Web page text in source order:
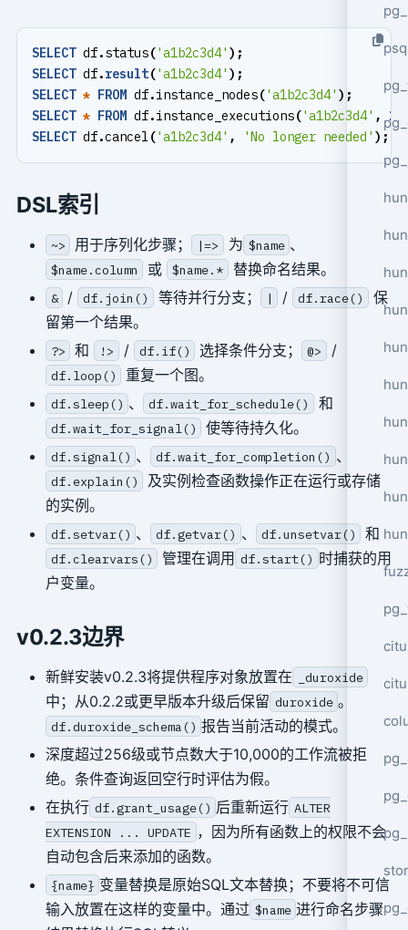
SELECT df.status('a1b2c3d4' );
SELECT df.result('a1b2c3d4' );
SELECT * FROM df.instance_nodes('a1b2c3d4' );
SELECT * FROM df.instance_executions('a1b2c3d4' , 20
SELECT df.cancel ('a1b2c3d4' , 'No longer needed' );
DSL索引
~> 用于序列化步骤； |=> 为 $name 、
$name.column 或 $name.* 替换命名结果。
& / df.join() 等待并行分支； | / df.race()
保
留第一个结果。
?> 和 !> / df.if() 选择条件分支； @> /
df.loop() 重复一个图。
df.sleep() 、 df.wait_for_schedule() 和
df.wait_for_signal() 使等待持久化。
df.signal() 、 df.wait_for_completion() 、
df.explain()
及实例检查函数操作正在运行或存储
的实例。
df.setvar() 、 df.getvar() 、 df.unsetvar() 和
df.clearvars() 管理在调用 df.start() 时捕获的用
户变量。
v0.2.3边界
新鲜安装v0.2.3将提供程序对象放置在 _duroxide
中；从0.2.2或更早版本升级后保留 duroxide 。
df.duroxide_schema() 报告当前活动的模式。
深度超过256级或节点数大于10,000的工作流被拒
绝。条件查询返回空行时评估为假。
在执行 df.grant_usage() 后重新运行 ALTER
EXTENSION ... UPDATE ，因为所有函数上的权限不会
自动包含后来添加的函数。
{name} 变量替换是原始SQL文本替换；不要将不可信
输入放置在这样的变量中。通过 $name 进行命名步骤